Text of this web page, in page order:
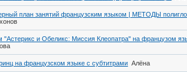
план занятий французским языком | МЕТОДЫ
"Астерикс и Обеликс: Миссия Клеопатра" на французом
на французском языке с субтитрами Алёна